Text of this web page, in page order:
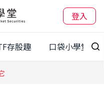
登入
存股趣 口袋小學堂